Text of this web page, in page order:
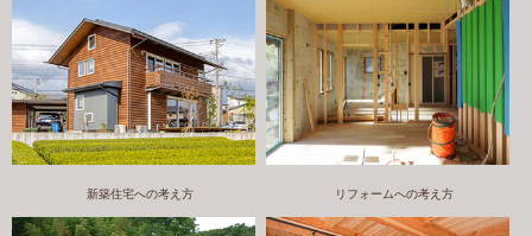
新築住宅への考え方 リフォームへの考え方